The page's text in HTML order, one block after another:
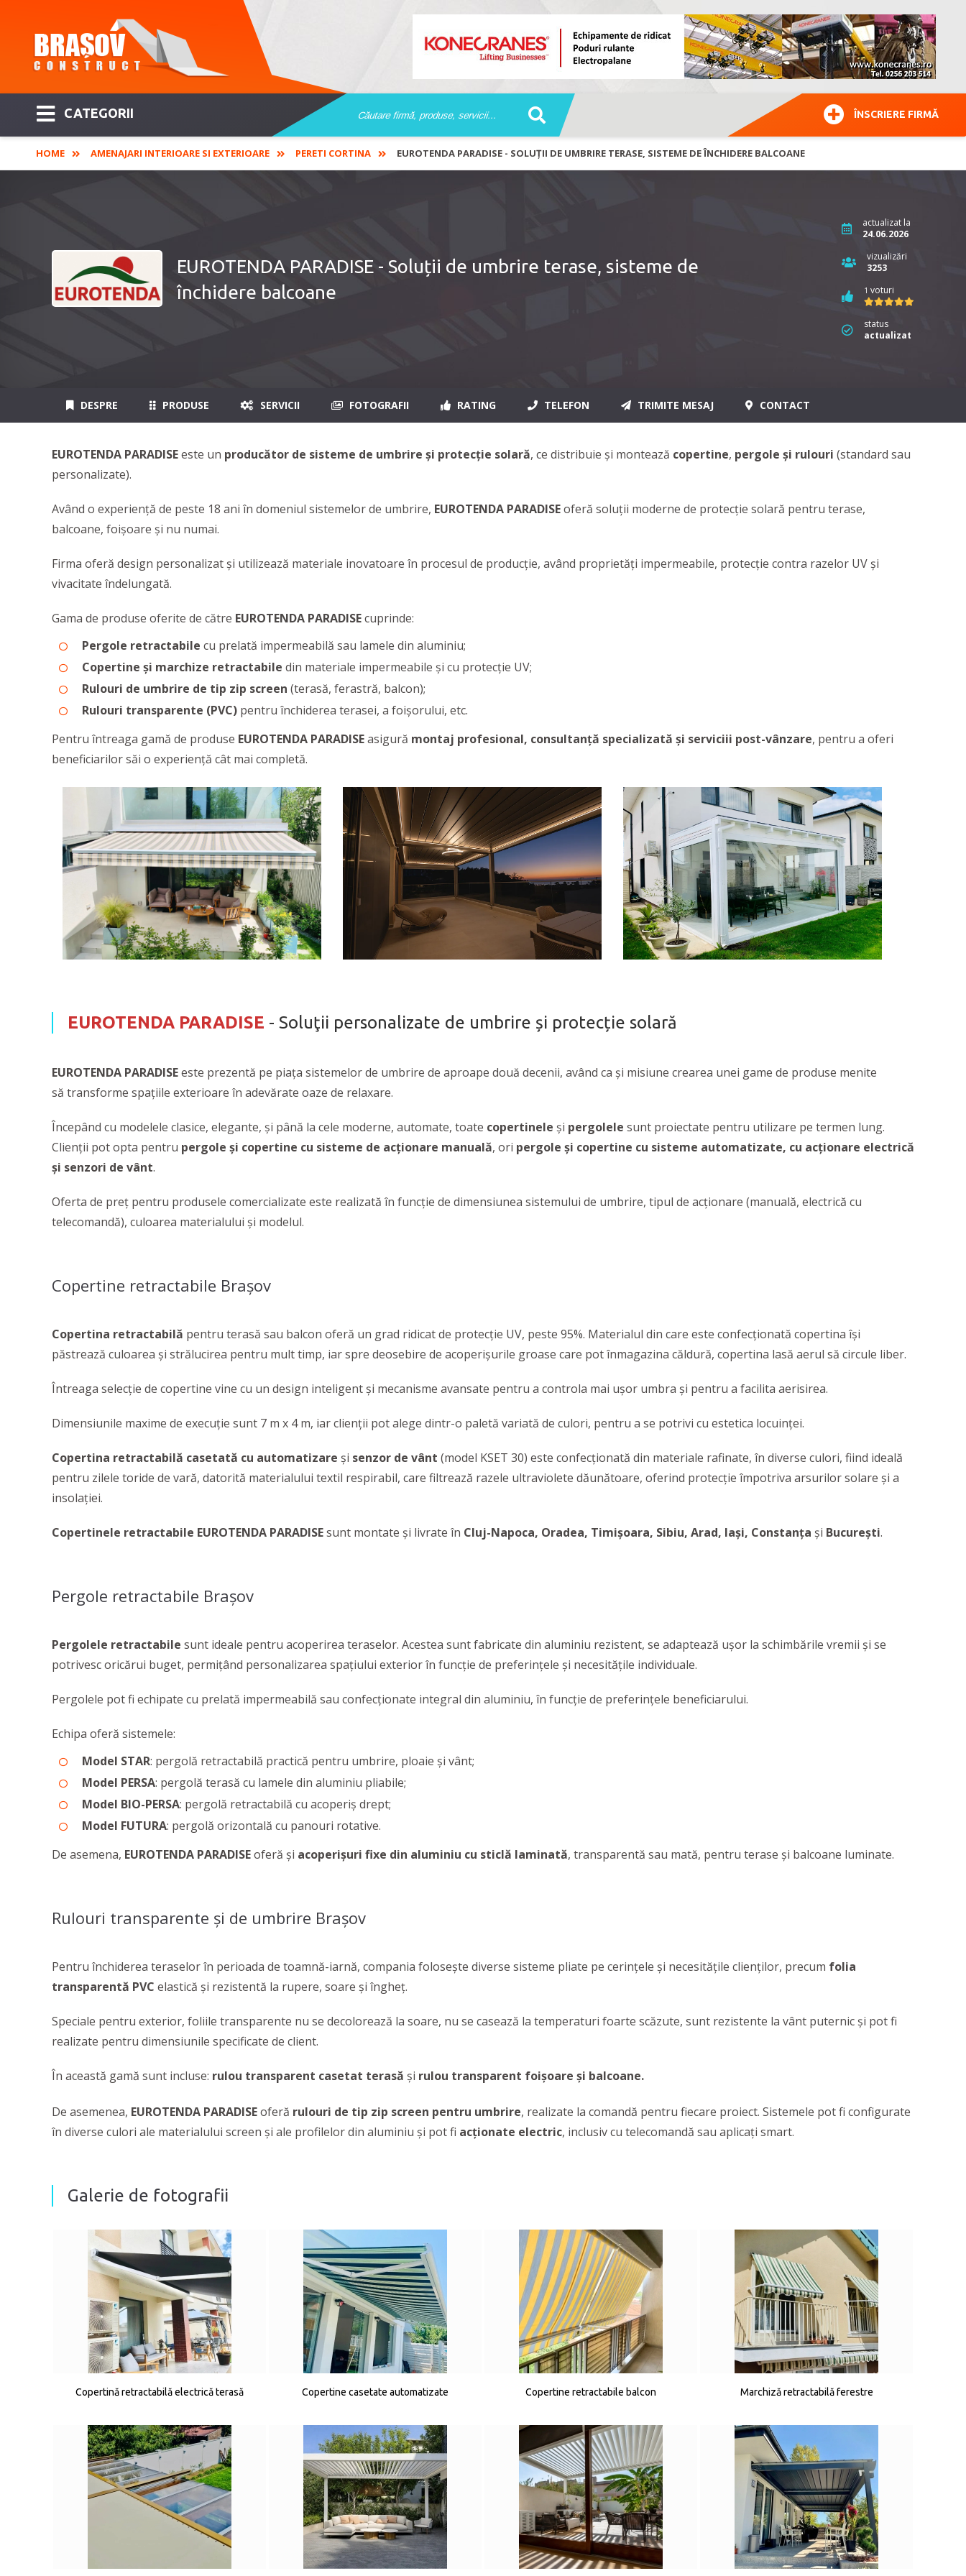
CATEGORII ÎNSCRIERE FIRMĂ
HOME AMENAJARI INTERIOARE SI EXTERIOARE PERETI CORTINA EUROTENDA PARADISE - SOLUȚII DE UMBRIRE TERASE, SISTEME DE ÎNCHIDERE BALCOANE
EUROTENDA PARADISE - Soluții de umbrire terase, sisteme de
închidere balcoane
actualizat la
24.06.2026
vizualizări
3253
1 voturi
status
actualizat
DESPRE PRODUSE SERVICII FOTOGRAFII RATING TELEFON TRIMITE MESAJ CONTACT
EUROTENDA PARADISEeste un producător de sisteme de umbrire și protecție solară, ce distribuie și montează copertine, pergole și rulouri (standard sau
personalizate).
Având o experiență de peste 18 ani în domeniul sistemelor de umbrire, EUROTENDA PARADISEoferă soluții moderne de protecție solară pentru terase,
balcoane, foișoare și nu numai.
Firma oferă design personalizat și utilizează materiale inovatoare în procesul de producție, având proprietăți impermeabile, protecție contra razelor UV și
vivacitate îndelungată.
Gama de produse oferite de către EUROTENDA PARADISEcuprinde:
Pergole retractabile cu prelată impermeabilă sau lamele din aluminiu;
Copertine și marchize retractabile din materiale impermeabile și cu protecție UV;
Rulouri de umbrire de tip zip screen (terasă, ferastră, balcon);
Rulouri transparente (PVC) pentru închiderea terasei, a foișorului, etc.
Pentru întreaga gamă de produse EUROTENDA PARADISEasigură montaj profesional, consultanță specializată și serviciii post-vânzare, pentru a oferi
beneficiarilor săi o experiență cât mai completă.
EUROTENDA PARADISE - Soluţii personalizate de umbrire și protecție solară
EUROTENDA PARADISEeste prezentă pe piața sistemelor de umbrire de aproape două decenii, având ca şi misiune crearea unei game de produse menite
să transforme spațiile exterioare în adevărate oaze de relaxare.
Începând cu modelele clasice, elegante, și până la cele moderne, automate, toate copertinele și pergolele sunt proiectate pentru utilizare pe termen lung.
Clienții pot opta pentru pergole și copertine cu sisteme de acționare manuală, ori pergole și copertine cu sisteme automatizate, cu acționare electrică
și senzori de vânt.
Oferta de preț pentru produsele comercializate este realizată în funcție de dimensiunea sistemului de umbrire, tipul de acționare (manuală, electrică cu
telecomandă), culoarea materialului și modelul.
Copertine retractabile Brașov
Copertina retractabilă pentru terasă sau balcon oferă un grad ridicat de protecție UV, peste 95%. Materialul din care este confecționată copertina își
păstrează culoarea și strălucirea pentru mult timp, iar spre deosebire de acoperișurile groase care pot înmagazina căldură, copertina lasă aerul să circule liber.
Întreaga selecţie de copertine vine cu un design inteligent și mecanisme avansate pentru a controla mai ușor umbra și pentru a facilita aerisirea.
Dimensiunile maxime de execuție sunt 7 m x 4 m, iar clienții pot alege dintr-o paletă variată de culori, pentru a se potrivi cu estetica locuinței.
Copertina retractabilă casetată cu automatizare și senzor de vânt (model KSET 30) este confecționată din materiale rafinate, în diverse culori, fiind ideală
pentru zilele toride de vară, datorită materialului textil respirabil, care filtrează razele ultraviolete dăunătoare, oferind protecție împotriva arsurilor solare și a
insolației.
Copertinele retractabile EUROTENDA PARADISEsunt montate și livrate în Cluj-Napoca, Oradea, Timișoara, Sibiu, Arad, Iași, Constanța și București.
Pergole retractabile Brașov
Pergolele retractabile sunt ideale pentru acoperirea teraselor. Acestea sunt fabricate din aluminiu rezistent, se adaptează ușor la schimbările vremii și se
potrivesc oricărui buget, permițând personalizarea spațiului exterior în funcție de preferințele și necesitățile individuale.
Pergolele pot fi echipate cu prelată impermeabilă sau confecționate integral din aluminiu, în funcție de preferințele beneficiarului.
Echipa oferă sistemele:
Model STAR: pergolă retractabilă practică pentru umbrire, ploaie și vânt;
Model PERSA: pergolă terasă cu lamele din aluminiu pliabile;
Model BIO-PERSA: pergolă retractabilă cu acoperiș drept;
Model FUTURA: pergolă orizontală cu panouri rotative.
De asemena, EUROTENDA PARADISEoferă și acoperișuri fixe din aluminiu cu sticlă laminată, transparentă sau mată, pentru terase și balcoane luminate.
Rulouri transparente și de umbrire Brașov
Pentru închiderea teraselor în perioada de toamnă-iarnă, compania folosește diverse sisteme pliate pe cerințele și necesitățile clienților, precum folia
transparentă PVC elastică și rezistentă la rupere, soare și îngheț.
Speciale pentru exterior, foliile transparente nu se decolorează la soare, nu se casează la temperaturi foarte scăzute, sunt rezistente la vânt puternic și pot fi
realizate pentru dimensiunile specificate de client.
În această gamă sunt incluse: rulou transparent casetat terasă și rulou transparent foișoare și balcoane.
De asemenea, EUROTENDA PARADISEoferă rulouri de tip zip screen pentru umbrire, realizate la comandă pentru fiecare proiect. Sistemele pot fi configurate
în diverse culori ale materialului screen și ale profilelor din aluminiu și pot fi acționate electric, inclusiv cu telecomandă sau aplicați smart.
Galerie de fotografii
Copertină retractabilă electrică terasă Copertine casetate automatizate Copertine retractabile balcon Marchiză retractabilă ferestre